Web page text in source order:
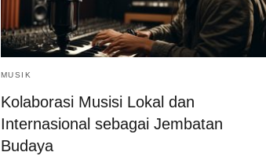
MUSIK
Kolaborasi Musisi Lokal dan
Internasional sebagai Jembatan
Budaya